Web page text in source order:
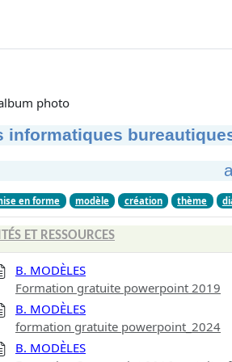
photo
informatiques
en forme modèle création thème
ET RESSOURCES
B. MODÈLES
Formation gratuite powerpoint 2019
B. MODÈLES
formation gratuite powerpoint_2024
B. MODÈLES